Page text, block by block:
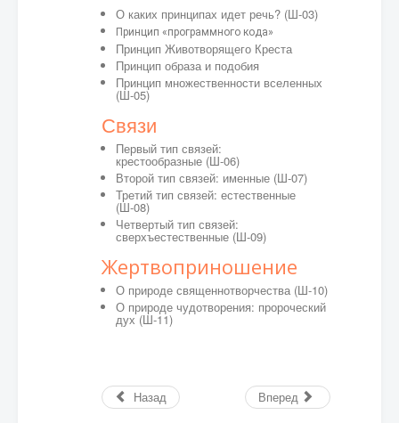
О каких принципах идет речь? (Ш-03)
Принцип «программного кода»
Принцип Животворящего Креста
Принцип образа и подобия
Принцип множественности вселенных
(Ш-05)
Связи
Первый тип связей:
крестообразные (Ш-06)
Второй тип связей: именные (Ш-07)
Третий тип связей: естественные
(Ш-08)
Четвертый тип связей:
сверхъестественные (Ш-09)
Жертвоприношение
О природе священнотворчества (Ш-10)
О природе чудотворения: пророческий
дух (Ш-11)
Назад Вперед